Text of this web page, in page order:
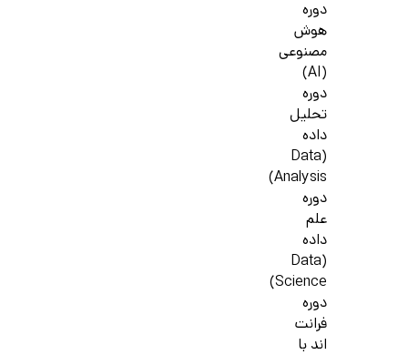
دوره
هوش
مصنوعی
(AI)
دوره
تحلیل
داده
(Data
Analysis)
دوره
علم
داده
(Data
Science)
دوره
فرانت
اند با